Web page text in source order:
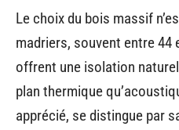
Le choix du bois massif
madriers, souvent entre 44
offrent une isolation
plan thermique
apprécié, se distingue par